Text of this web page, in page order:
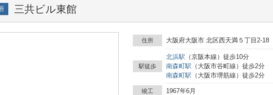
三共ビル東館
住所 大阪府大阪市 北区西天満５丁目2-18
駅徒歩
北浜駅 （京阪本線 ） 徒歩10分
南森町駅 （ 大阪市谷町線 ） 徒歩2分
南森町駅 （ 大阪市堺筋線 ） 徒歩2分
竣工 1967年6月